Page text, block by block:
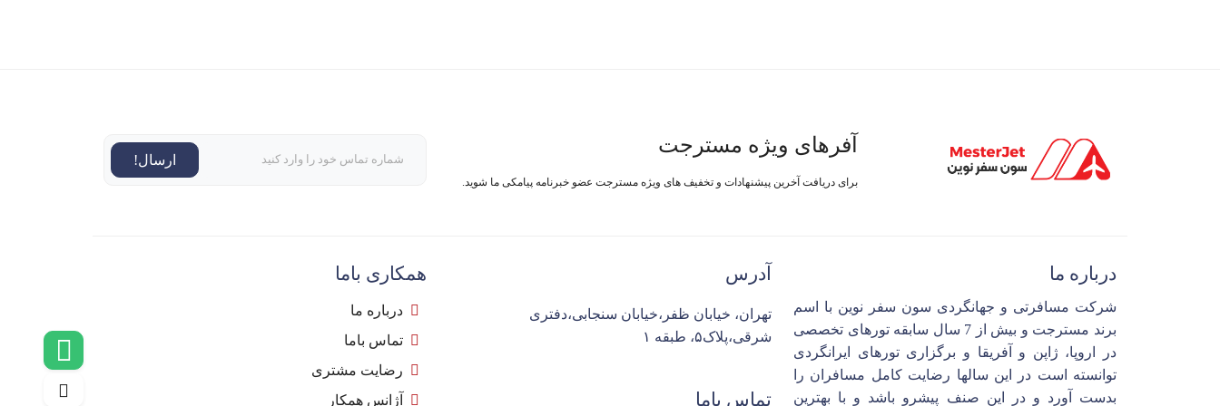
آفرهای ویژه مسترجت
برای دریافت آخرین پیشنهادات و تخفیف های ویژه مسترجت عضو خبرنامه پیامکی ما شوید.
ارسال!
درباره ما
شرکت مسافرتی و جهانگردی سون سفر نوین با اسم
برند مسترجت و بیش از 7 سال سابقه تورهای تخصصی
در اروپا، ژاپن و آفریقا و برگزاری تورهای ایرانگردی
توانسته است در این سالها رضایت کامل مسافران را
بدست آورد و در این صنف پیشرو باشد و با بهترین
آدرس
تهران، خیابان ظفر،خیابان سنجابی،دفتری
شرقی،پلاک۵، طبقه ۱
تماس باما
همکاری باما
درباره ما
تماس باما
رضایت مشتری
آژانس همکار